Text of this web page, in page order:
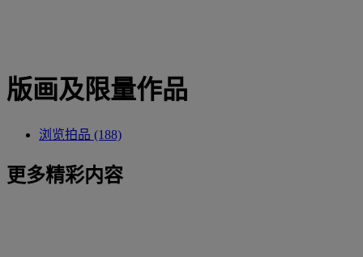
版画及限量作品
浏览拍品 (188)
更多精彩内容